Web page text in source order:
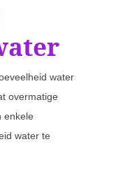
water
overmatige
enkele
water te